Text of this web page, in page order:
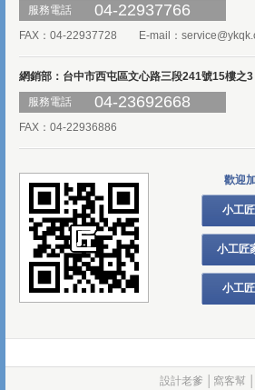
服務電話
04-22937766
FAX：04-22937728 E-mail：
網銷部：台中市西屯區文心路三段241號15樓之3
服務電話
04-23692668
FAX：04-22936886
歡迎
小工
小工匠
小工
設計老爹 窩客幫